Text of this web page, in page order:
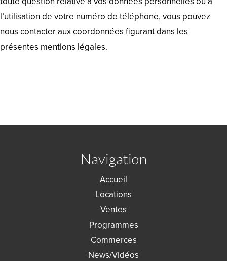
l’utilisation de votre numéro de téléphone, vous pouvez
nous contacter aux coordonnées figurant dans les
présentes mentions légales.
Navigation
Accueil
Locations
Ventes
Programmes
Commerces
News/Vidéos